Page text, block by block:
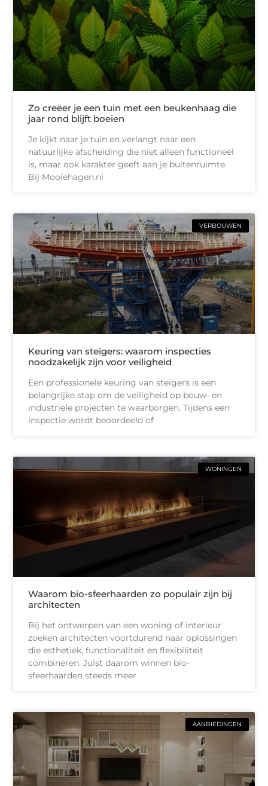
Zo creëer je een tuin met een beukenhaag die
jaar rond blijft boeien
Je kijkt naar je tuin en verlangt naar een
natuurlijke afscheiding die niet alleen functioneel
is, maar ook karakter geeft aan je buitenruimte.
Bij Mooiehagen.nl
VERBOUWEN
Keuring van steigers: waarom inspecties
noodzakelijk zijn voor veiligheid
Een professionele keuring van steigers is een
belangrijke stap om de veiligheid op bouw- en
industriële projecten te waarborgen. Tijdens een
inspectie wordt beoordeeld of
WONINGEN
Waarom bio-sfeerhaarden zo populair zijn bij
architecten
Bij het ontwerpen van een woning of interieur
zoeken architecten voortdurend naar oplossingen
die esthetiek, functionaliteit en flexibiliteit
combineren. Juist daarom winnen bio-
sfeerhaarden steeds meer
AANBIEDINGEN